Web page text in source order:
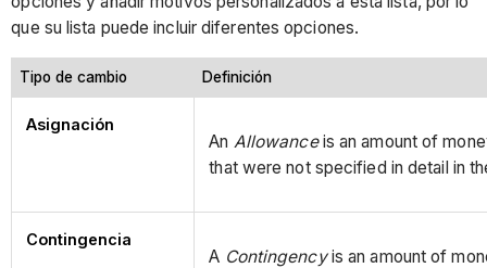
que su lista puede incluir diferentes opciones.
Tipo de cambio Definición
Asignación
An Allowanceis an amount of
that were not specified in detail in
Contingencia
A Contingencyis an amount of